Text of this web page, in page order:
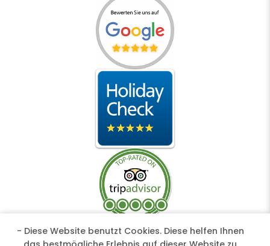
- Diese Website benutzt Cookies. Diese helfen Ihnen